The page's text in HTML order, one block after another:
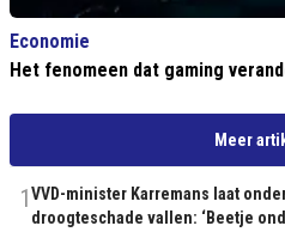
Economie
Het fenomeen dat gaming
Meer
1VVD-minister Karremans laat
droogteschade vallen: ‘Beetje